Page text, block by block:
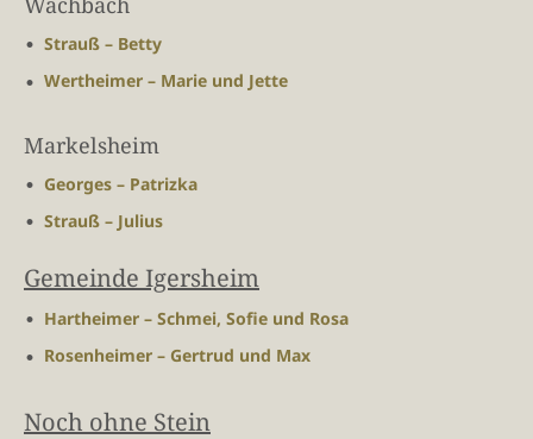
Strauß – Betty
Wertheimer – Marie und Jette
Markelsheim
Georges – Patrizka
Strauß – Julius
Gemeinde Igersheim
Hartheimer – Schmei, Sofie und Rosa
Rosenheimer – Gertrud und Max
Noch ohne Stein